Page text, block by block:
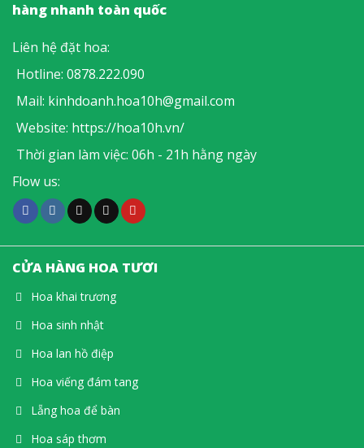
hàng nhanh toàn quốc
Liên hệ đặt hoa:
Hotline: 0878.222.090
Mail: kinhdoanh.hoa10h@gmail.com
Website: https://hoa10h.vn/
Thời gian làm việc: 06h - 21h hằng ngày
Flow us:
CỬA HÀNG HOA TƯƠI
Hoa khai trương
Hoa sinh nhật
Hoa lan hồ điệp
Hoa viếng đám tang
Lẵng hoa để bàn
Hoa sáp thơm